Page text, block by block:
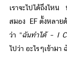
เราจะไปได้ถึงไ
สมอง EF ตั้งหลา
ว่า “ฉันทำได้ – I
ไปว่า อะไรๆเข้ามา